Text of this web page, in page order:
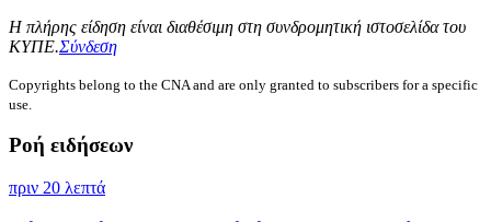
Η πλήρης είδηση είναι διαθέσιμη στη συνδρομητική ιστοσελίδα του
ΚΥΠΕ.Σύνδεση
Copyrights belong to the CNA and are only granted to subscribers for a specific
use.
Ροή ειδήσεων
πριν 20 λεπτά